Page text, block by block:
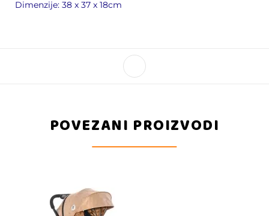
Dimenzije: 38 x 37 x 18cm
POVEZANI PROIZVODI